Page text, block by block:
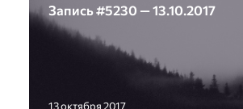
Запись #5230 — 13.10.2017
13 октября 2017